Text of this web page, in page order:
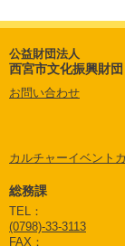
公益財団法人
西宮市文化振興財団
お問い合わせ
カルチャーイベント
総務課
TEL：
(0798)-33-3113
FAX：